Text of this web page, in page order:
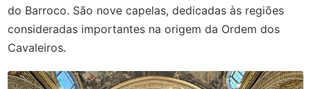
do Barroco. São nove capelas, dedicadas às regiões
consideradas importantes na origem da Ordem dos
Cavaleiros.